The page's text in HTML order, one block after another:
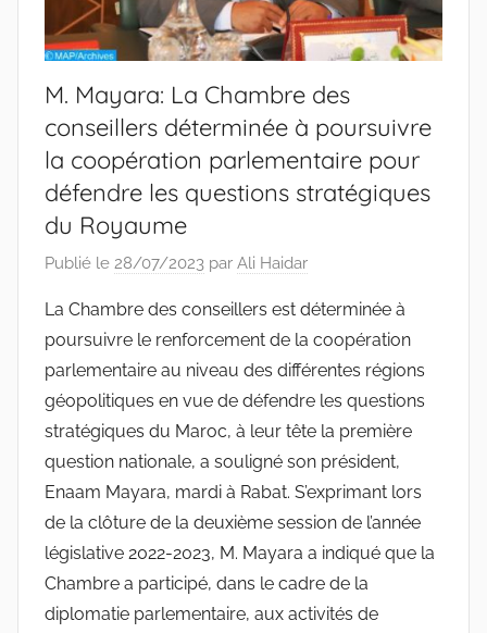
M. Mayara: La Chambre des
conseillers déterminée à poursuivre
la coopération parlementaire pour
défendre les questions stratégiques
du Royaume
Publié le 28/07/2023 par Ali Haidar
La Chambre des conseillers est déterminée à
poursuivre le renforcement de la coopération
parlementaire au niveau des différentes régions
géopolitiques en vue de défendre les questions
stratégiques du Maroc, à leur tête la première
question nationale, a souligné son président,
Enaam Mayara, mardi à Rabat. S’exprimant lors
de la clôture de la deuxième session de l’année
législative 2022-2023, M. Mayara a indiqué que la
Chambre a participé, dans le cadre de la
diplomatie parlementaire, aux activités de